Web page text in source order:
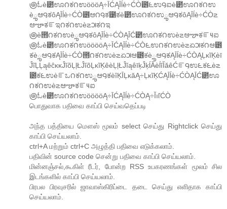
౷ಓè౲ಊ౧ಕ౧ಉöööĄ÷ĪĆĄĪĺè÷ĆÒ౶౬ಉ౸ಐè౲ಊ౧ಕ౧ಉ
èౢಆ౸ಕôĄĪĺè÷ĆÒ౶ಆ౧౸ಕ౱ಕè౲ಊ౧ಕ౧ಉౢಆ౸ಕôĄĪĺè÷ĆÒ౽
ಆౡಕౝಇ౧ಕ౧ಉè౽౫ಕ౧ಇ
౷è౛౧ಕ౧ಉèౢಆ౸ಕôĄĪĺè÷ĆÒĄĪĆ౲ಊ౧ಕ౧ಉè౽ಆౡಕౝ౺ಐ
౷ಓè౲ಊ౧ಕ౧ಉööööĄ÷ĪĆĄĪĺè÷ĆÒ౬ಉ౧ಕ౧ಉè౽ಏ౫ಕ౧ಆ౶
ಕèౢಆ౸ಕĄĪĺè÷ĆÒ౛౧ಕ౧ಉè౽ಏ౫ಆ౶ಕèౢಆ౸ಕĄĪĺè÷ĆÒĄĻĸĩĶèī
ĴĩĻĻąêĉĸĸĴĭõĻļŁĴĭõĻĸĩĶêèĻļŁĴĭąêīķĴķĺĂèĺĭĬăêĆౝ౸ಉ౬ಕ౬è౽
౰ಕ౬ಉèౝಒ౧ಕ౧ಉౢಆ౸ಕèîĶĪĻĸăĄ÷ĻĸĩĶĆĄĪĺè÷ĆÒĄĪĆ౲ಊ
౧ಕ౧ಉè౽ಆౡಕౝ౺ಐ
౷ಓè౲ಊ౧ಕ౧ಉööööĄ÷ĪĆĄĪĺè÷ĆÒĄ÷ĬıľĆÒ
பொதுவாக பதிவை காப்பி செய்வதெப்படி
அந்த பத்தியை மௌஸ் மூலம் select செய்து Rightclick செய்து
காப்பி செய்யலாம்.
ctrl+A மற்றும் ctrl+C அழுத்தி பதிவை எடுக்கலாம்.
பதிவின் source code சென்று பதிவை காப்பி செய்யலாம்.
மின்னஞ்சல்,கூகிள் ரீடர், போன்ற RSS உபகரணங்கள் மூலம் சில
இடங்களில் காப்பி செய்யலாம்.
பிரபல பிரவுசரில் ஜாவாஸ்கிரிப்டை தடை செய்து எளிதாக காப்பி
செய்யலாம்.